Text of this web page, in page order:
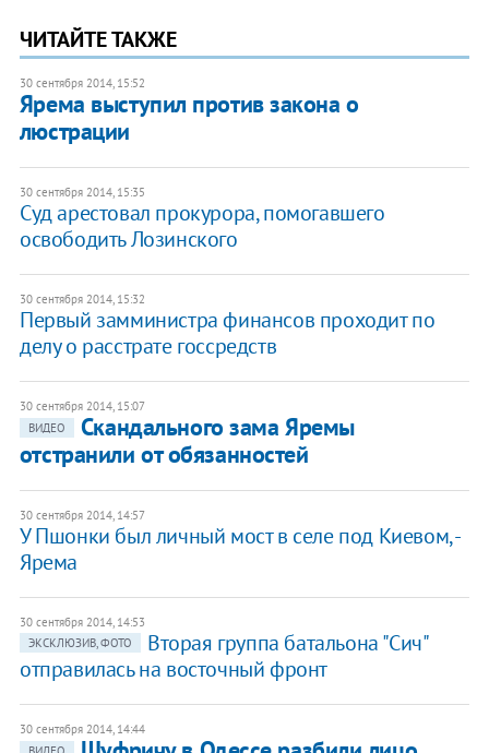
ЧИТАЙТЕ ТАКЖЕ
30 сентября 2014, 15:52
Ярема выступил против закона о
люстрации
30 сентября 2014, 15:35
Суд арестовал прокурора, помогавшего
освободить Лозинского
30 сентября 2014, 15:32
Первый замминистра финансов проходит по
делу о расстрате госсредств
30 сентября 2014, 15:07
ВИДЕО
Скандального зама Яремы
отстранили от обязанностей
30 сентября 2014, 14:57
У Пшонки был личный мост в селе под Киевом, -
Ярема
30 сентября 2014, 14:53
ЭКСКЛЮЗИВ, ФОТО
Вторая группа батальона "Сич"
отправилась на восточный фронт
30 сентября 2014, 14:44